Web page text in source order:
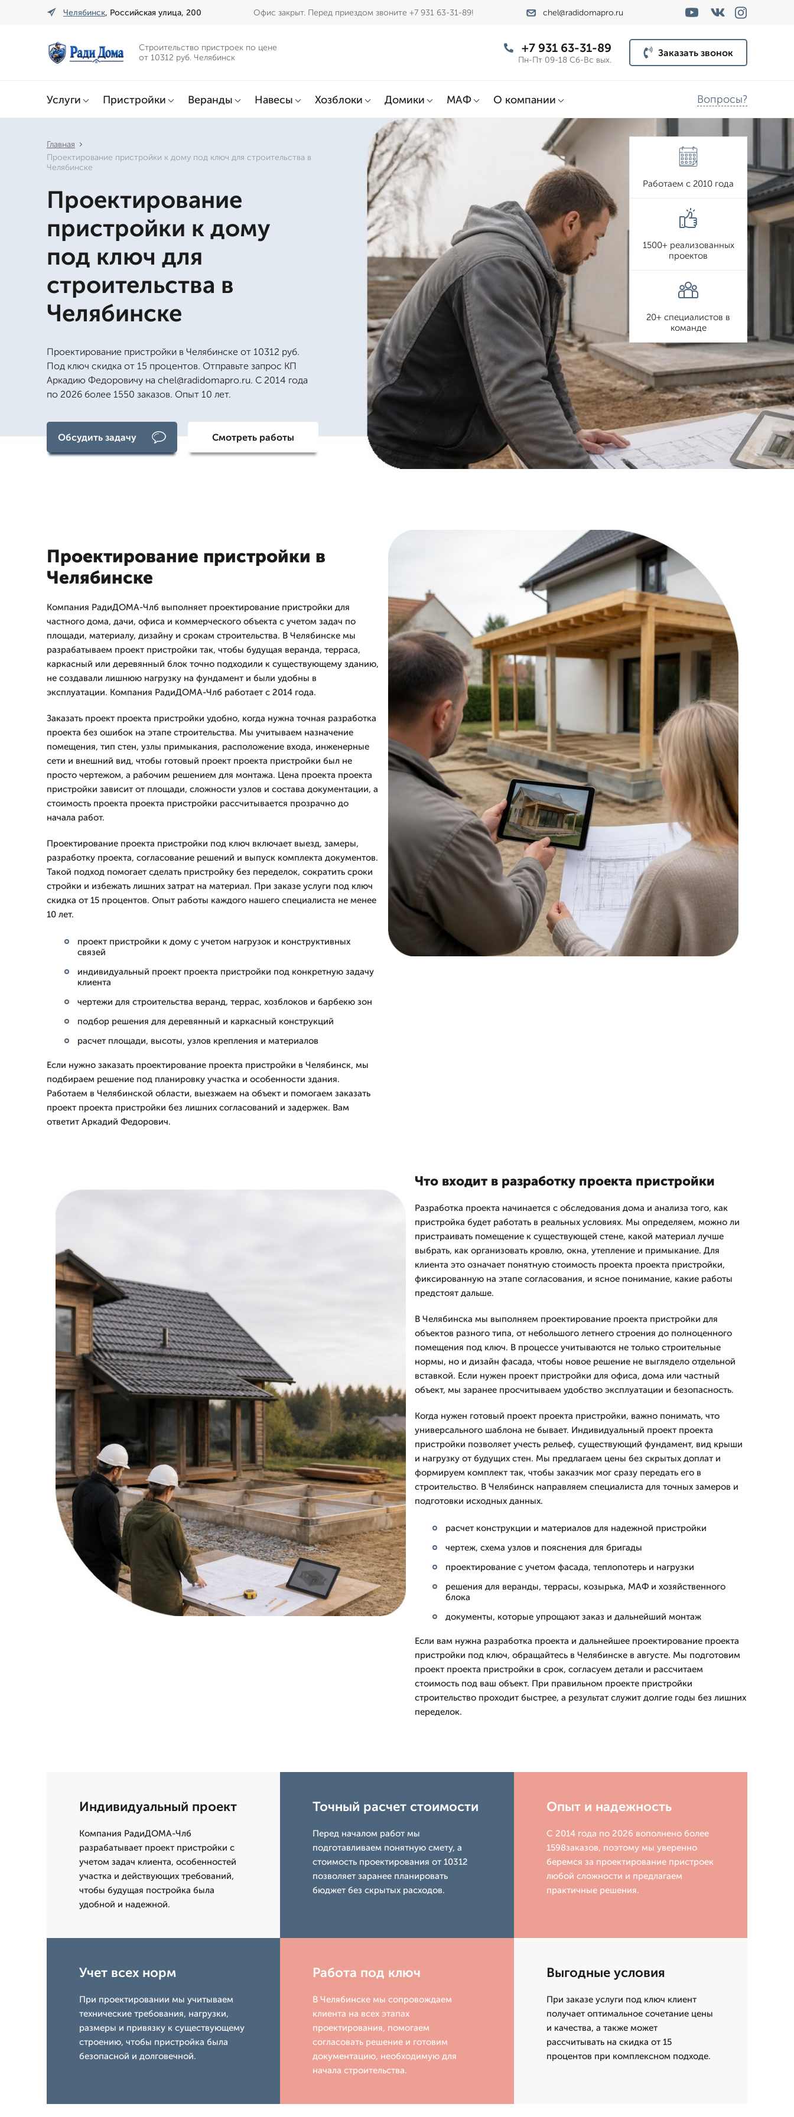
Челябинск, Российская улица, 200 Офис закрыт. Перед приездом звоните +7 931 63-31-89! chel@radidomapro.ru
Строительство пристроек по цене
от 10312 руб. Челябинск
+7 931 63-31-89
Пн-Пт 09-18 Сб-Вс вых.
Заказать звонок
Услуги Пристройки Веранды Навесы Хозблоки Домики МАФ О компании Вопросы?
Главная
Проектирование пристройки к дому под ключ для строительства в
Челябинске
Проектирование
пристройки к дому
под ключ для
строительства в
Челябинске
Проектирование пристройки в Челябинске от 10312 руб.
Под ключ скидка от 15 процентов. Отправьте запрос КП
Аркадию Федоровичу на chel@radidomapro.ru. С 2014 года
по 2026 более 1550 заказов. Опыт 10 лет.
Обсудить задачу Смотреть работы
Работаем с 2010 года
1500+ реализованных
проектов
20+ специалистов в
команде
Проектирование пристройки в
Челябинске
Компания РадиДОМА-Члб выполняет проектирование пристройки для
частного дома, дачи, офиса и коммерческого объекта с учетом задач по
площади, материалу, дизайну и срокам строительства. В Челябинске мы
разрабатываем проект пристройки так, чтобы будущая веранда, терраса,
каркасный или деревянный блок точно подходили к существующему зданию,
не создавали лишнюю нагрузку на фундамент и были удобны в
эксплуатации. Компания РадиДОМА-Члб работает с 2014 года.
Заказать проект проекта пристройки удобно, когда нужна точная разработка
проекта без ошибок на этапе строительства. Мы учитываем назначение
помещения, тип стен, узлы примыкания, расположение входа, инженерные
сети и внешний вид, чтобы готовый проект проекта пристройки был не
просто чертежом, а рабочим решением для монтажа. Цена проекта проекта
пристройки зависит от площади, сложности узлов и состава документации, а
стоимость проекта проекта пристройки рассчитывается прозрачно до
начала работ.
Проектирование проекта пристройки под ключ включает выезд, замеры,
разработку проекта, согласование решений и выпуск комплекта документов.
Такой подход помогает сделать пристройку без переделок, сократить сроки
стройки и избежать лишних затрат на материал. При заказе услуги под ключ
скидка от 15 процентов. Опыт работы каждого нашего специалиста не менее
10 лет.
проект пристройки к дому с учетом нагрузок и конструктивных
связей
индивидуальный проект проекта пристройки под конкретную задачу
клиента
чертежи для строительства веранд, террас, хозблоков и барбекю зон
подбор решения для деревянный и каркасный конструкций
расчет площади, высоты, узлов крепления и материалов
Если нужно заказать проектирование проекта пристройки в Челябинск, мы
подбираем решение под планировку участка и особенности здания.
Работаем в Челябинской области, выезжаем на объект и помогаем заказать
проект проекта пристройки без лишних согласований и задержек. Вам
ответит Аркадий Федорович.
Что входит в разработку проекта пристройки
Разработка проекта начинается с обследования дома и анализа того, как
пристройка будет работать в реальных условиях. Мы определяем, можно ли
пристраивать помещение к существующей стене, какой материал лучше
выбрать, как организовать кровлю, окна, утепление и примыкание. Для
клиента это означает понятную стоимость проекта проекта пристройки,
фиксированную на этапе согласования, и ясное понимание, какие работы
предстоят дальше.
В Челябинска мы выполняем проектирование проекта пристройки для
объектов разного типа, от небольшого летнего строения до полноценного
помещения под ключ. В процессе учитываются не только строительные
нормы, но и дизайн фасада, чтобы новое решение не выглядело отдельной
вставкой. Если нужен проект пристройки для офиса, дома или частный
объект, мы заранее просчитываем удобство эксплуатации и безопасность.
Когда нужен готовый проект проекта пристройки, важно понимать, что
универсального шаблона не бывает. Индивидуальный проект проекта
пристройки позволяет учесть рельеф, существующий фундамент, вид крыши
и нагрузку от будущих стен. Мы предлагаем цены без скрытых доплат и
формируем комплект так, чтобы заказчик мог сразу передать его в
строительство. В Челябинск направляем специалиста для точных замеров и
подготовки исходных данных.
расчет конструкции и материалов для надежной пристройки
чертеж, схема узлов и пояснения для бригады
проектирование с учетом фасада, теплопотерь и нагрузки
решения для веранды, террасы, козырька, МАФ и хозяйственного
блока
документы, которые упрощают заказ и дальнейший монтаж
Если вам нужна разработка проекта и дальнейшее проектирование проекта
пристройки под ключ, обращайтесь в Челябинске в августе. Мы подготовим
проект проекта пристройки в срок, согласуем детали и рассчитаем
стоимость под ваш объект. При правильном проекте пристройки
строительство проходит быстрее, а результат служит долгие годы без лишних
переделок.
Индивидуальный проект
Компания РадиДОМА-Члб
разрабатывает проект пристройки с
учетом задач клиента, особенностей
участка и действующих требований,
чтобы будущая постройка была
удобной и надежной.
Точный расчет стоимости
Перед началом работ мы
подготавливаем понятную смету, а
стоимость проектирования от 10312
позволяет заранее планировать
бюджет без скрытых расходов.
Опыт и надежность
С 2014 года по 2026 вополнено более
1598заказов, поэтому мы уверенно
беремся за проектирование пристроек
любой сложности и предлагаем
практичные решения.
Учет всех норм
При проектировании мы учитываем
технические требования, нагрузки,
размеры и привязку к существующему
строению, чтобы пристройка была
безопасной и долговечной.
Работа под ключ
В Челябинске мы сопровождаем
клиента на всех этапах
проектирования, помогаем
согласовать решение и готовим
документацию, необходимую для
начала строительства.
Выгодные условия
При заказе услуги под ключ клиент
получает оптимальное сочетание цены
и качества, а также может
рассчитывать на скидка от 15
процентов при комплексном подходе.